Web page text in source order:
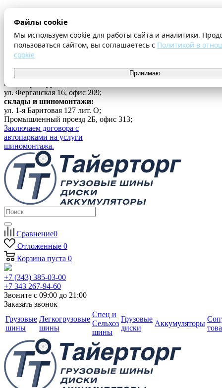
Файлы cookie
Мы используем cookie для работы сайта и аналитики.
пользоваться сайтом, вы соглашаетесь с Политикой в
cookie
Принимаю
Оплата и доставка
Шиномонтаж
Контакты
...
г. Екатеринбург
ул. Ферганская 16, офис 209;
склады и шиномонтажи:
ул. 1-я Баритовая 127 лит. О;
Промышленный проезд 2Б, офис 313;
Заключаем договора с
автопарками на услуги
шиномонтажа.
Сравнение0
Отложенные 0
Корзина пуста 0
+7 (343) 385-03-00
+7 343 267-94-60
Звоните с 09:00 до 21:00
Заказать звонок
Грузовые
шины
Легкогрузовые
шины
Спец и
Сельхоз
шины
Грузовые
диски
Аккумуляторы